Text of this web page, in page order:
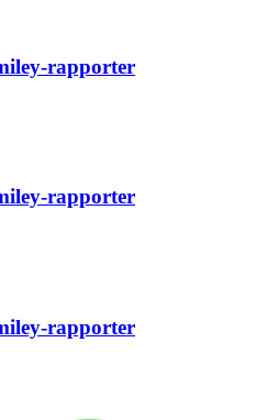
rapporter
rapporter
rapporter